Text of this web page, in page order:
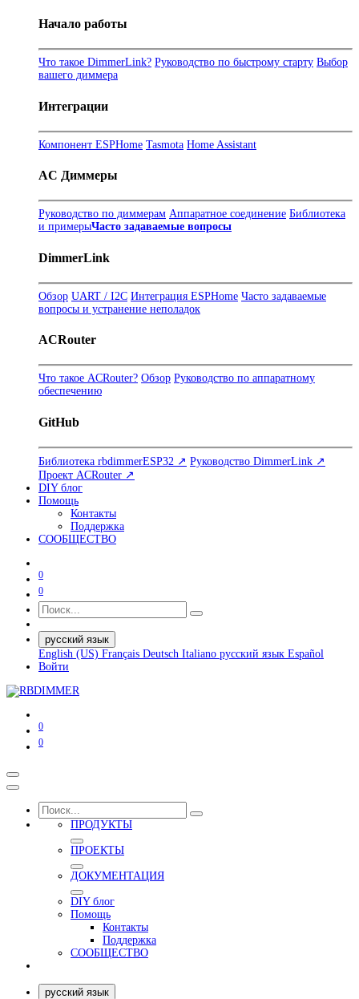
Начало работы
Что такое DimmerLink? Руководство по быстрому старту Выбор
вашего диммера
Интеграции
Компонент ESPHome Tasmota Home Assistant
AC Диммеры
Руководство по диммерам Аппаратное соединение Библиотека
и примерыЧасто задаваемые вопросы
DimmerLink
Обзор UART / I2C Интеграция ESPHome Часто задаваемые
вопросы и устранение неполадок
ACRouter
Что такое ACRouter? Обзор Руководство по аппаратному
обеспечению
GitHub
Библиотека rbdimmerESP32 ↗ Руководство DimmerLink ↗
Проект ACRouter ↗
DIY блог
Помощь
Контакты
Поддержка
СООБЩЕСТВО
0
0
русский язык
English (US) Français Deutsch Italiano русский язык Español
Войти
0
0
ПРОДУКТЫ
ПРОЕКТЫ
ДОКУМЕНТАЦИЯ
DIY блог
Помощь
Контакты
Поддержка
СООБЩЕСТВО
русский язык